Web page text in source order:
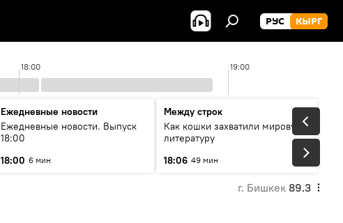
РУС КЫРГ
18:00 19:00
Ежедневные новости
Ежедневные новости. Выпуск
18:00
18:00 6 мин
Между строк
Как кошки захватили мировую
литературу
18:06 49 мин
г. Бишкек 89.3